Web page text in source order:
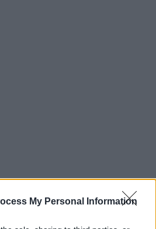
My Personal Information